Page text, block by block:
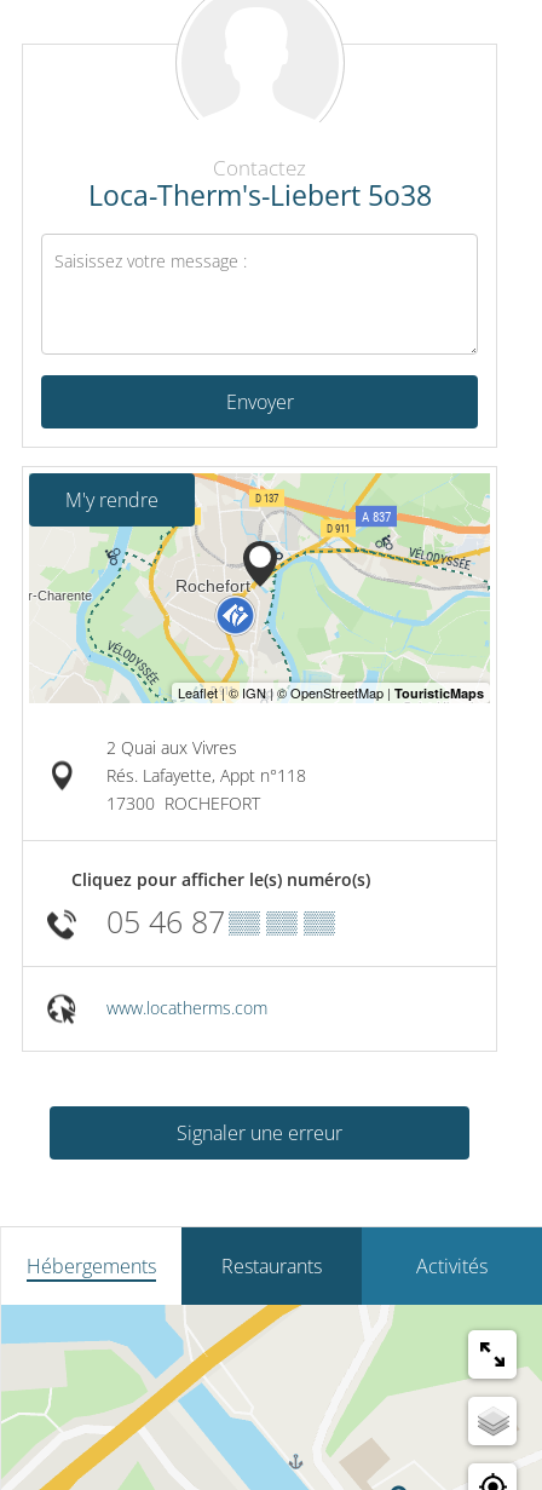
Contactez
Loca-Therm's-Liebert 5o38
Envoyer
M'y rendre
2 Quai aux Vivres
Rés. Lafayette, Appt n°118
17300 ROCHEFORT
Cliquez pour afficher le(s) numéro(s)
05 46 87▒▒ ▒▒ ▒▒
www.locatherms.com
Signaler une erreur
Hébergements Restaurants Activités